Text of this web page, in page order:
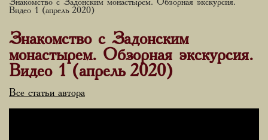
Знакомство с Задонским монастырем. Обзорная экскурсия.
Видео 1 (апрель 2020)
Знакомство с Задонским
монастырем. Обзорная экскурсия.
Видео 1 (апрель 2020)
Все статьи автора